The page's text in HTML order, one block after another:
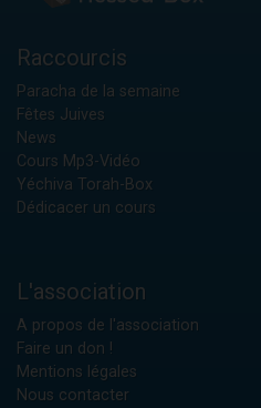
Raccourcis
Paracha de la semaine
Fêtes Juives
News
Cours Mp3-Vidéo
Yéchiva Torah-Box
Dédicacer un cours
L'association
A propos de l'association
Faire un don !
Mentions légales
Nous contacter